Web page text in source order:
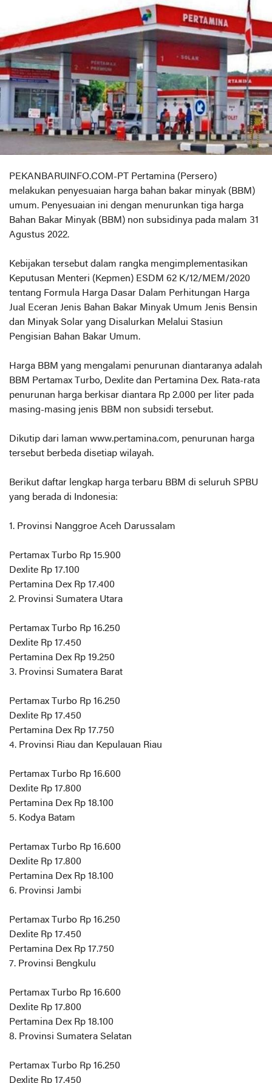
PEKANBARUINFO.COM-PT Pertamina (Persero)
melakukan penyesuaian harga bahan bakar minyak (BBM)
umum. Penyesuaian ini dengan menurunkan tiga harga
Bahan Bakar Minyak (BBM) non subsidinya pada malam 31
Agustus 2022.
Kebijakan tersebut dalam rangka mengimplementasikan
Keputusan Menteri (Kepmen) ESDM 62 K/12/MEM/2020
tentang Formula Harga Dasar Dalam Perhitungan Harga
Jual Eceran Jenis Bahan Bakar Minyak Umum Jenis Bensin
dan Minyak Solar yang Disalurkan Melalui Stasiun
Pengisian Bahan Bakar Umum.
Harga BBM yang mengalami penurunan diantaranya adalah
BBM Pertamax Turbo, Dexlite dan Pertamina Dex. Rata-rata
penurunan harga berkisar diantara Rp 2.000 per liter pada
masing-masing jenis BBM non subsidi tersebut.
Dikutip dari laman www.pertamina.com, penurunan harga
tersebut berbeda disetiap wilayah.
Berikut daftar lengkap harga terbaru BBM di seluruh SPBU
yang berada di Indonesia:
1. Provinsi Nanggroe Aceh Darussalam
Pertamax Turbo Rp 15.900
Dexlite Rp 17.100
Pertamina Dex Rp 17.400
2. Provinsi Sumatera Utara
Pertamax Turbo Rp 16.250
Dexlite Rp 17.450
Pertamina Dex Rp 19.250
3. Provinsi Sumatera Barat
Pertamax Turbo Rp 16.250
Dexlite Rp 17.450
Pertamina Dex Rp 17.750
4. Provinsi Riau dan Kepulauan Riau
Pertamax Turbo Rp 16.600
Dexlite Rp 17.800
Pertamina Dex Rp 18.100
5. Kodya Batam
Pertamax Turbo Rp 16.600
Dexlite Rp 17.800
Pertamina Dex Rp 18.100
6. Provinsi Jambi
Pertamax Turbo Rp 16.250
Dexlite Rp 17.450
Pertamina Dex Rp 17.750
7. Provinsi Bengkulu
Pertamax Turbo Rp 16.600
Dexlite Rp 17.800
Pertamina Dex Rp 18.100
8. Provinsi Sumatera Selatan
Pertamax Turbo Rp 16.250
Dexlite Rp 17.450